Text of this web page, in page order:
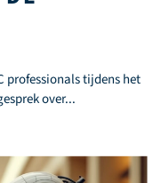
professionals tijdens het
over...